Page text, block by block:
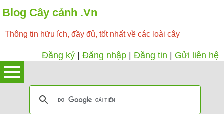
Blog Cây cảnh .Vn
Thông tin hữu ích, đầy đủ, tốt nhất về các loài cây
Đăng ký Đăng nhập Đăng tin Gửi liên hệ